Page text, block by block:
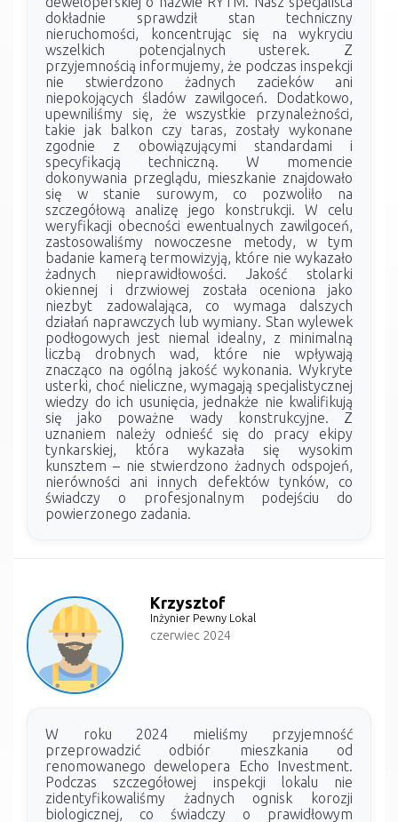
dokładnie sprawdził stan techniczny
nieruchomości, koncentrując się na wykryciu
wszelkich potencjalnych usterek. Z
przyjemnością informujemy, że podczas inspekcji
nie stwierdzono żadnych zacieków ani
niepokojących śladów zawilgoceń. Dodatkowo,
upewniliśmy się, że wszystkie przynależności,
takie jak balkon czy taras, zostały wykonane
zgodnie z obowiązującymi standardami i
specyfikacją techniczną. W momencie
dokonywania przeglądu, mieszkanie znajdowało
się w stanie surowym, co pozwoliło na
szczegółową analizę jego konstrukcji. W celu
weryfikacji obecności ewentualnych zawilgoceń,
zastosowaliśmy nowoczesne metody, w tym
badanie kamerą termowizyją, które nie wykazało
żadnych nieprawidłowości. Jakość stolarki
okiennej i drzwiowej została oceniona jako
niezbyt zadowalająca, co wymaga dalszych
działań naprawczych lub wymiany. Stan wylewek
podłogowych jest niemal idealny, z minimalną
liczbą drobnych wad, które nie wpływają
znacząco na ogólną jakość wykonania. Wykryte
usterki, choć nieliczne, wymagają specjalistycznej
wiedzy do ich usunięcia, jednakże nie kwalifikują
się jako poważne wady konstrukcyjne. Z
uznaniem należy odnieść się do pracy ekipy
tynkarskiej, która wykazała się wysokim
kunsztem – nie stwierdzono żadnych odspojeń,
nierówności ani innych defektów tynków, co
świadczy o profesjonalnym podejściu do
powierzonego zadania.
Krzysztof
Inżynier Pewny Lokal
czerwiec 2024
W roku 2024 mieliśmy przyjemność
przeprowadzić odbiór mieszkania od
renomowanego dewelopera Echo Investment.
Podczas szczegółowej inspekcji lokalu nie
zidentyfikowaliśmy żadnych ognisk korozji
biologicznej, co świadczy o prawidłowym